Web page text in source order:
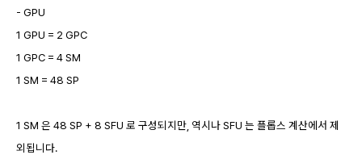
- GPU
1 GPU = 2 GPC
1 GPC = 4 SM
1 SM = 48 SP
1 SM 은 48 SP + 8 SFU 로 구성되지만, 역시나 SFU 는 플롭스 계산에서 제
외됩니다.